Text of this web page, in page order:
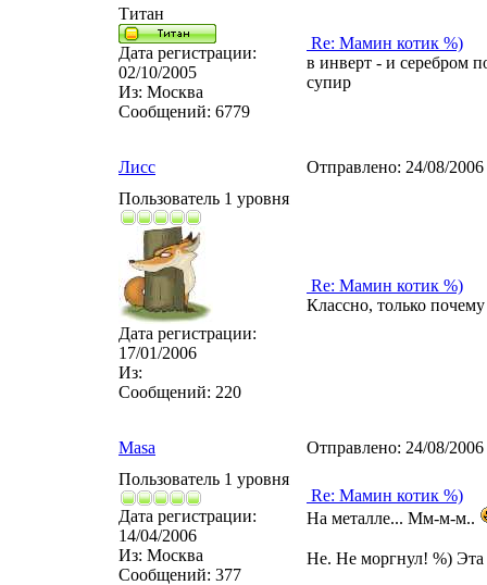
Титан
Дата регистрации:
02/10/2005
Из: Москва
Сообщений: 6779
Re: Мамин котик %)
в инверт - и серебром
супир
Лисс Отправлено: 24/08/
Пользователь 1 уровня
Дата регистрации:
17/01/2006
Из:
Сообщений: 220
Re: Мамин котик %)
Классно, только
Masa Отправлено: 24/08/
Пользователь 1 уровня
Дата регистрации:
14/04/2006
Из: Москва
Сообщений: 377
Re: Мамин котик %)
На металле... Мм-м-м..
Не. Не моргнул! %) Эта